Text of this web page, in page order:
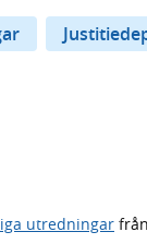
utredningar från